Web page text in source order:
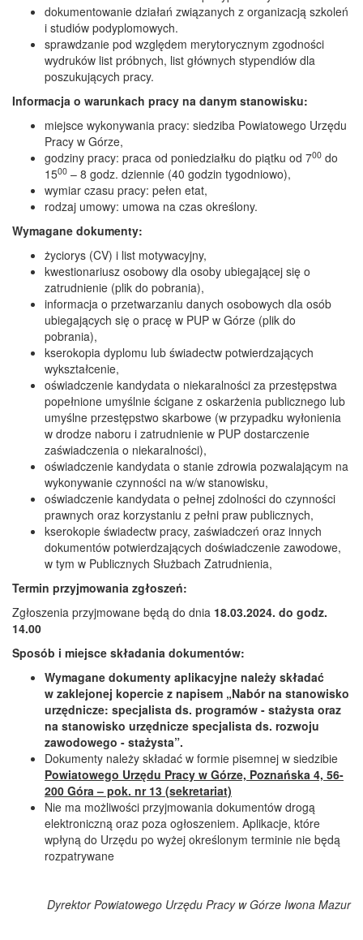
dokumentowanie działań związanych z organizacją szkoleń
i studiów podyplomowych.
sprawdzanie pod względem merytorycznym zgodności
wydruków list próbnych, list głównych stypendiów dla
poszukujących pracy.
Informacja o warunkach pracy na danym stanowisku:
miejsce wykonywania pracy: siedziba Powiatowego Urzędu
Pracy w Górze,
godziny pracy: praca od poniedziałku do piątku od 700 do
1500 – 8 godz. dziennie (40 godzin tygodniowo),
wymiar czasu pracy: pełen etat,
rodzaj umowy: umowa na czas określony.
Wymagane dokumenty:
życiorys (CV) i list motywacyjny,
kwestionariusz osobowy dla osoby ubiegającej się o
zatrudnienie (plik do pobrania),
informacja o przetwarzaniu danych osobowych dla osób
ubiegających się o pracę w PUP w Górze (plik do
pobrania),
kserokopia dyplomu lub świadectw potwierdzających
wykształcenie,
oświadczenie kandydata o niekaralności za przestępstwa
popełnione umyślnie ścigane z oskarżenia publicznego lub
umyślne przestępstwo skarbowe (w przypadku wyłonienia
w drodze naboru i zatrudnienie w PUP dostarczenie
zaświadczenia o niekaralności),
oświadczenie kandydata o stanie zdrowia pozwalającym na
wykonywanie czynności na w/w stanowisku,
oświadczenie kandydata o pełnej zdolności do czynności
prawnych oraz korzystaniu z pełni praw publicznych,
kserokopie świadectw pracy, zaświadczeń oraz innych
dokumentów potwierdzających doświadczenie zawodowe,
w tym w Publicznych Służbach Zatrudnienia,
Termin przyjmowania zgłoszeń:
Zgłoszenia przyjmowane będą do dnia 18.03.2024. do godz.
14.00
Sposób i miejsce składania dokumentów:
Wymagane dokumenty aplikacyjne należy składać
w zaklejonej kopercie z napisem „Nabór na stanowisko
urzędnicze: specjalista ds. programów - stażysta oraz
na stanowisko urzędnicze specjalista ds. rozwoju
zawodowego - stażysta”.
Dokumenty należy składać w formie pisemnej w siedzibie
Powiatowego Urzędu Pracy w Górze, Poznańska 4, 56-
200 Góra – pok. nr 13 (sekretariat)
Nie ma możliwości przyjmowania dokumentów drogą
elektroniczną oraz poza ogłoszeniem. Aplikacje, które
wpłyną do Urzędu po wyżej określonym terminie nie będą
rozpatrywane
DyrektorPowiatowego Urzędu Pracy w Górze Iwona Mazur